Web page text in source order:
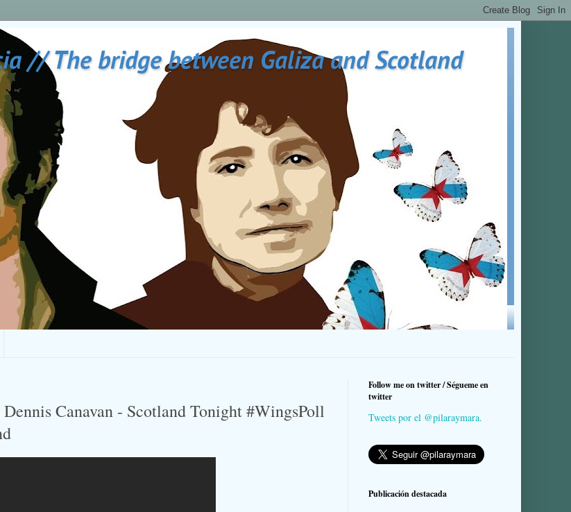
// The bridge between Galiza and Scotland
Canavan - Scotland Tonight #WingsPoll
Follow me on twitter / Ségueme en
twitter
Tweets por el @pilaraymara.
Publicación destacada